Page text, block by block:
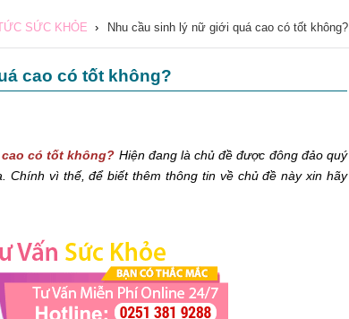
SỨC KHỎE › Nhu cầu sinh lý nữ giới quá cao có tốt không?
cao có tốt không?
có tốt không? Hiện đang là chủ đề được đông đảo quý
Chính vì thế, để biết thêm thông tin về chủ đề này xin hãy